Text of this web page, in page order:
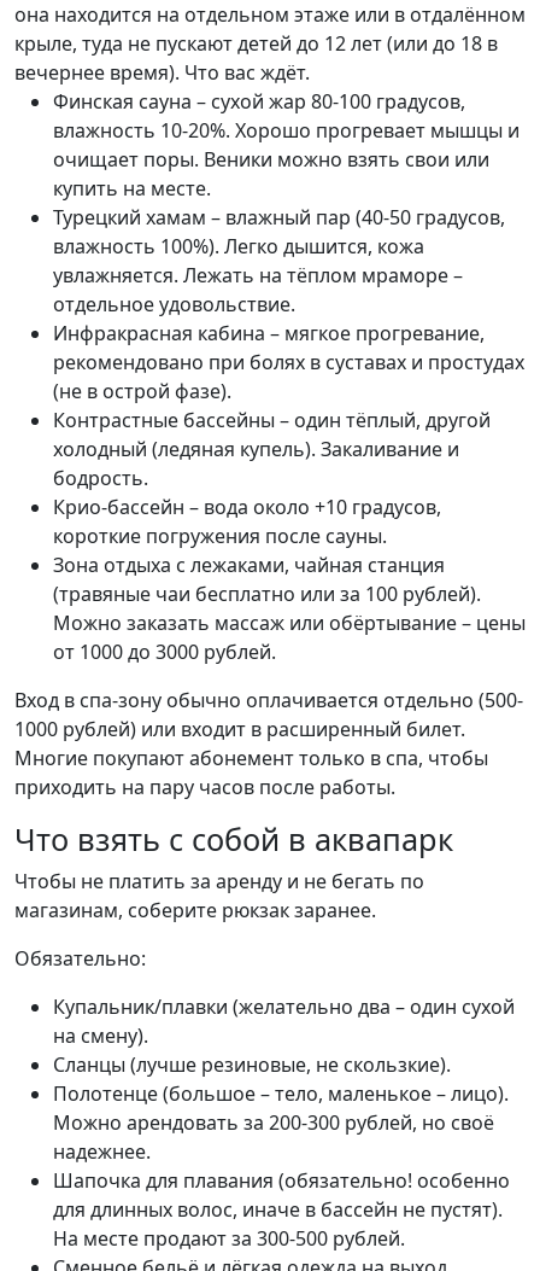
она находится на отдельном этаже или в отдалённом
крыле, туда не пускают детей до 12 лет (или до 18 в
вечернее время). Что вас ждёт.
Финская сауна – сухой жар 80-100 градусов,
влажность 10-20%. Хорошо прогревает мышцы и
очищает поры. Веники можно взять свои или
купить на месте.
Турецкий хамам – влажный пар (40-50 градусов,
влажность 100%). Легко дышится, кожа
увлажняется. Лежать на тёплом мраморе –
отдельное удовольствие.
Инфракрасная кабина – мягкое прогревание,
рекомендовано при болях в суставах и простудах
(не в острой фазе).
Контрастные бассейны – один тёплый, другой
холодный (ледяная купель). Закаливание и
бодрость.
Крио-бассейн – вода около +10 градусов,
короткие погружения после сауны.
Зона отдыха с лежаками, чайная станция
(травяные чаи бесплатно или за 100 рублей).
Можно заказать массаж или обёртывание – цены
от 1000 до 3000 рублей.
Вход в спа-зону обычно оплачивается отдельно (500-
1000 рублей) или входит в расширенный билет.
Многие покупают абонемент только в спа, чтобы
приходить на пару часов после работы.
Что взять с собой в аквапарк
Чтобы не платить за аренду и не бегать по
магазинам, соберите рюкзак заранее.
Обязательно:
Купальник/плавки (желательно два – один сухой
на смену).
Сланцы (лучше резиновые, не скользкие).
Полотенце (большое – тело, маленькое – лицо).
Можно арендовать за 200-300 рублей, но своё
надежнее.
Шапочка для плавания (обязательно! особенно
для длинных волос, иначе в бассейн не пустят).
На месте продают за 300-500 рублей.